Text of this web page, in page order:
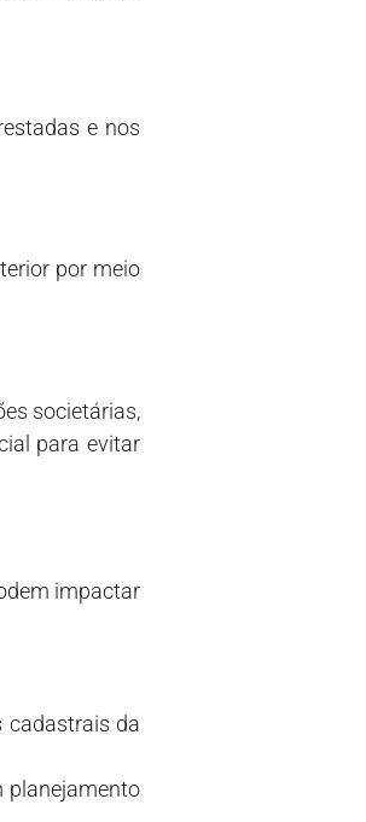
e nos
por meio
societárias,
para evitar
impactar
cadastrais da
planejamento